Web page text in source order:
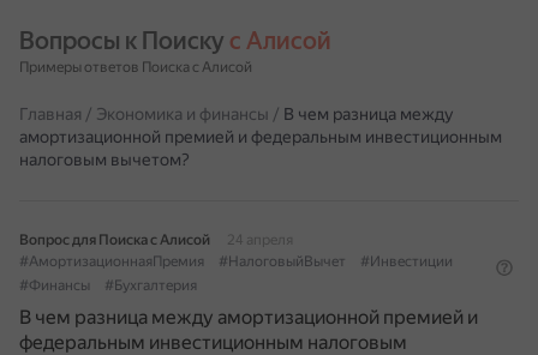
Вопросы к Поиску с Алисой
Примеры ответов Поиска с Алисой
Главная / Экономика и финансы / В чем разница между
амортизационной премией и федеральным инвестиционным
налоговым вычетом?
Вопрос для Поиска с Алисой
24 апреля
#АмортизационнаяПремия
#НалоговыйВычет
#Инвестиции
#Финансы
#Бухгалтерия
В чем разница между амортизационной премией и
федеральным инвестиционным налоговым